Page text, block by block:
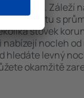
lišit. Záleží
v objektu s
stovek
nocleh
hledáte levný
okamžitě